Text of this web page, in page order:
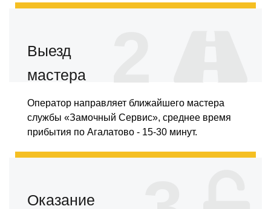
Выезд
мастера
Оператор направляет ближайшего мастера
службы «Замочный Сервис», среднее время
прибытия по Агалатово - 15-30 минут.
Оказание